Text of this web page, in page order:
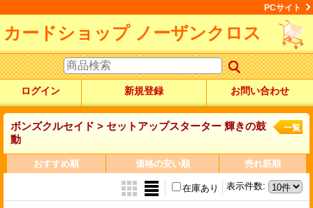
PCサイト
カードショップ ノーザンクロス
ログイン 新規登録 お問い合わせ
ボンズクルセイド > セットアップスターター 輝きの鼓
動
一覧
おすすめ順 価格の安い順 売れ筋順
表示件数:
在庫あり